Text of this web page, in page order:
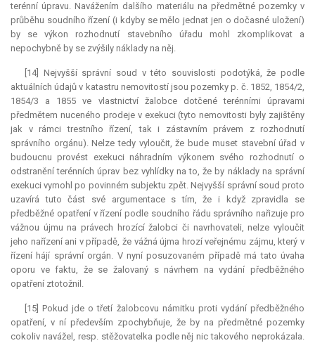
terénní úpravu. Navážením dalšího materiálu na předmětné pozemky v
průběhu soudního řízení (i kdyby se mělo jednat jen o dočasné uložení)
by se výkon rozhodnutí stavebního úřadu mohl zkomplikovat a
nepochybně by se zvýšily náklady na něj.
[14] Nejvyšší správní soud v této souvislosti podotýká, že podle
aktuálních údajů v katastru nemovitostí jsou pozemky p. č. 1852, 1854/2,
1854/3 a 1855 ve vlastnictví žalobce dotčené terénními úpravami
předmětem nuceného prodeje v exekuci (tyto nemovitosti byly zajištěny
jak v rámci trestního řízení, tak i zástavním právem z rozhodnutí
správního orgánu). Nelze tedy vyloučit, že bude muset stavební úřad v
budoucnu provést exekuci náhradním výkonem svého rozhodnutí o
odstranění terénních úprav bez vyhlídky na to, že by náklady na správní
exekuci vymohl po povinném subjektu zpět. Nejvyšší správní soud proto
uzavírá tuto část své argumentace s tím, že i když zpravidla se
předběžné opatření v řízení podle soudního řádu správního nařizuje pro
vážnou újmu na právech hrozící žalobci či navrhovateli, nelze vyloučit
jeho nařízení ani v případě, že vážná újma hrozí veřejnému zájmu, který v
řízení hájí správní orgán. V nyní posuzovaném případě má tato úvaha
oporu ve faktu, že se žalovaný s návrhem na vydání předběžného
opatření ztotožnil.
[15] Pokud jde o třetí žalobcovu námitku proti vydání předběžného
opatření, v ní především zpochybňuje, že by na předmětné pozemky
cokoliv navážel, resp. stěžovatelka podle něj nic takového neprokázala.